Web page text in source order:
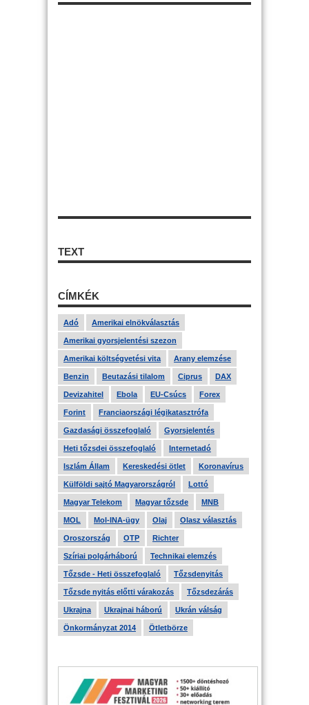
TEXT
CÍMKÉK
Adó Amerikai elnökválasztás
Amerikai gyorsjelentési szezon
Amerikai költségvetési vita Arany elemzése
Benzin Beutazási tilalom Ciprus DAX
Devizahitel Ebola EU-Csúcs Forex
Forint Franciaországi légikatasztrófa
Gazdasági összefoglaló Gyorsjelentés
Heti tőzsdei összefoglaló Internetadó
Iszlám Állam Kereskedési ötlet Koronavírus
Külföldi sajtó Magyarországról Lottó
Magyar Telekom Magyar tőzsde MNB
MOL Mol-INA-ügy Olaj Olasz választás
Oroszország OTP Richter
Szíriai polgárháború Technikai elemzés
Tőzsde - Heti összefoglaló Tőzsdenyitás
Tőzsde nyitás előtti várakozás Tőzsdezárás
Ukrajna Ukrajnai háború Ukrán válság
Önkormányzat 2014 Ötletbörze